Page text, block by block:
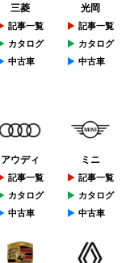
三菱
記事一覧
カタログ
中古車
光岡
記事一覧
カタログ
中古車
アウディ
記事一覧
カタログ
中古車
ミニ
記事一覧
カタログ
中古車